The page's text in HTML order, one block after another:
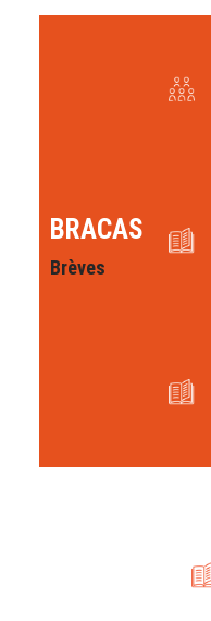
BRACAS
Brèves